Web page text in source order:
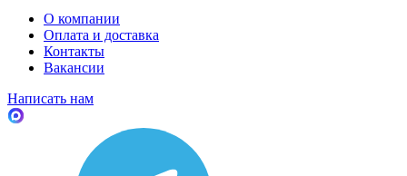
О компании
Оплата и доставка
Контакты
Вакансии
Написать нам